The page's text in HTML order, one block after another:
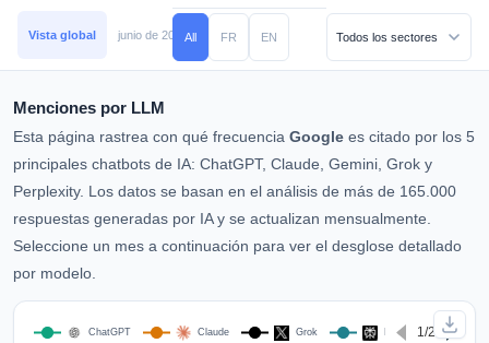
Vista global junio de 2026 mayo de 2026 abril de 2026 marzo de 2026
All FR EN
Menciones por LLM
Esta página rastrea con qué frecuencia Google es citado por los 5
principales chatbots de IA: ChatGPT, Claude, Gemini, Grok y
Perplexity. Los datos se basan en el análisis de más de 165.000
respuestas generadas por IA y se actualizan mensualmente.
Seleccione un mes a continuación para ver el desglose detallado
por modelo.